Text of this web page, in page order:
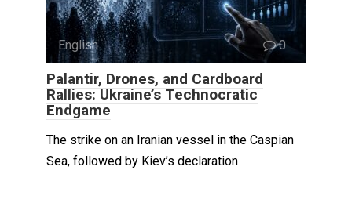
English 0
Palantir, Drones, and Cardboard
Rallies: Ukraine’s Technocratic
Endgame
The strike on an Iranian vessel in the Caspian
Sea, followed by Kiev’s declaration